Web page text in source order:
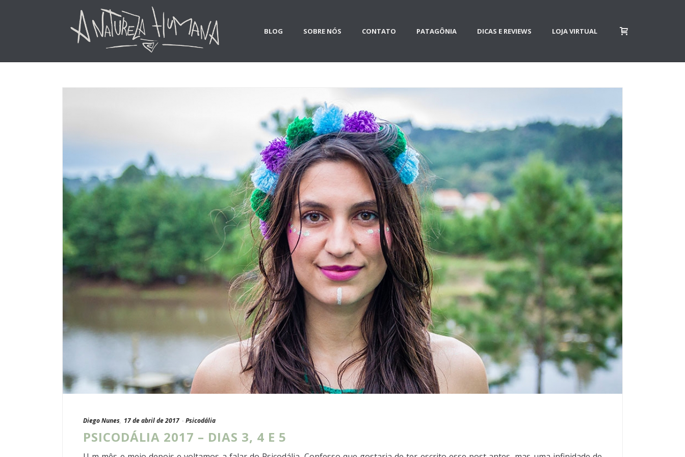
BLOG SOBRE NÓS CONTATO PATAGÔNIA DICAS E REVIEWS LOJA VIRTUAL
Diego Nunes, 17 de abril de 2017 - Psicodália
PSICODÁLIA 2017 – DIAS 3, 4 E 5